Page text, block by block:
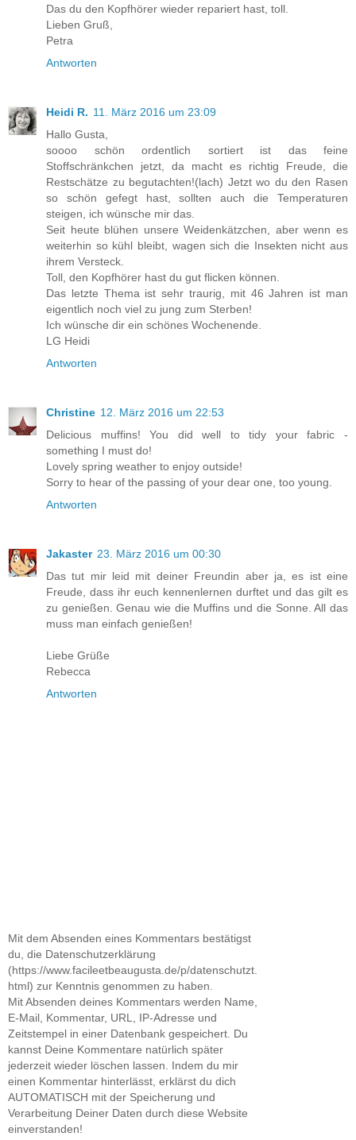
Das du den Kopfhörer wieder repariert hast, toll.
Lieben Gruß,
Petra
Antworten
Heidi R. 11. März 2016 um 23:09
Hallo Gusta,
soooo schön ordentlich sortiert ist das feine
Stoffschränkchen jetzt, da macht es richtig Freude, die
Restschätze zu begutachten!(lach) Jetzt wo du den Rasen
so schön gefegt hast, sollten auch die Temperaturen
steigen, ich wünsche mir das.
Seit heute blühen unsere Weidenkätzchen, aber wenn es
weiterhin so kühl bleibt, wagen sich die Insekten nicht aus
ihrem Versteck.
Toll, den Kopfhörer hast du gut flicken können.
Das letzte Thema ist sehr traurig, mit 46 Jahren ist man
eigentlich noch viel zu jung zum Sterben!
Ich wünsche dir ein schönes Wochenende.
LG Heidi
Antworten
Christine 12. März 2016 um 22:53
Delicious muffins! You did well to tidy your fabric -
something I must do!
Lovely spring weather to enjoy outside!
Sorry to hear of the passing of your dear one, too young.
Antworten
Jakaster 23. März 2016 um 00:30
Das tut mir leid mit deiner Freundin aber ja, es ist eine
Freude, dass ihr euch kennenlernen durftet und das gilt es
zu genießen. Genau wie die Muffins und die Sonne. All das
muss man einfach genießen!
Liebe Grüße
Rebecca
Antworten
Mit dem Absenden eines Kommentars bestätigst
du, die Datenschutzerklärung
(https://www.facileetbeaugusta.de/p/datenschutzt.
html) zur Kenntnis genommen zu haben.
Mit Absenden deines Kommentars werden Name,
E-Mail, Kommentar, URL, IP-Adresse und
Zeitstempel in einer Datenbank gespeichert. Du
kannst Deine Kommentare natürlich später
jederzeit wieder löschen lassen. Indem du mir
einen Kommentar hinterlässt, erklärst du dich
AUTOMATISCH mit der Speicherung und
Verarbeitung Deiner Daten durch diese Website
einverstanden!